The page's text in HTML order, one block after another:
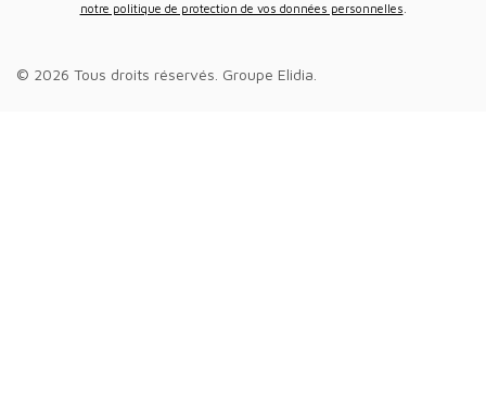
notre politique de protection de vos données personnelles
© 2026 Tous droits réservés. Groupe Elidia.